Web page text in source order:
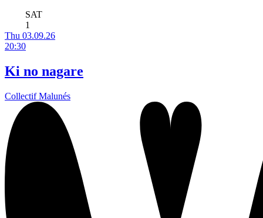
SAT
1
Thu 03.09.26
20:30
Ki no nagare
Collectif Malunés